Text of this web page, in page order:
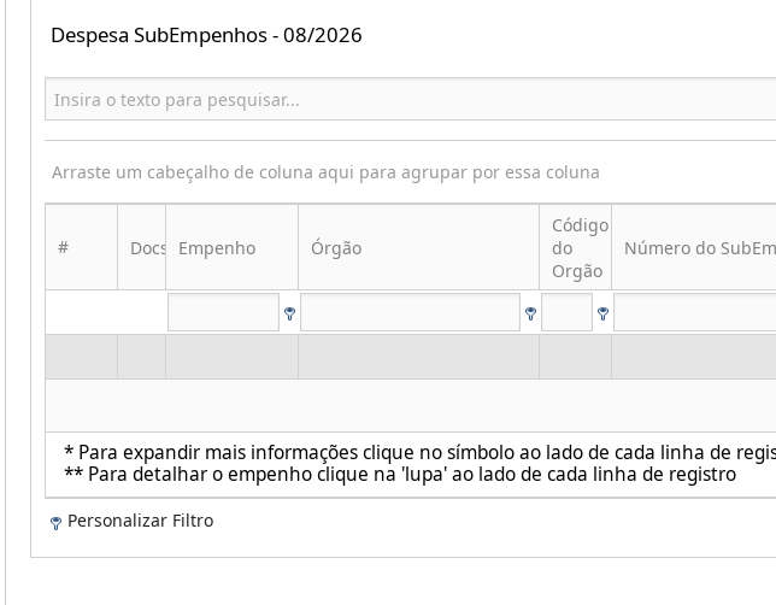
Despesa SubEmpenhos - 08/2026
Arraste um cabeçalho de coluna aqui para agrupar por essa coluna
* Para expandir mais informações clique no símbolo ao lado de cada linha de
** Para detalhar o empenho clique na 'lupa' ao lado de cada linha de registro
# Docs Empenho Órgão
Código
do
Orgão
Número do
Personalizar Filtro